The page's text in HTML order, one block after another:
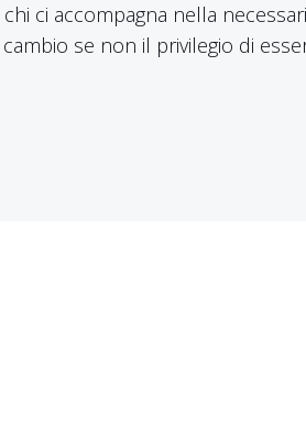
ci accompagna nella
se non il privilegio di